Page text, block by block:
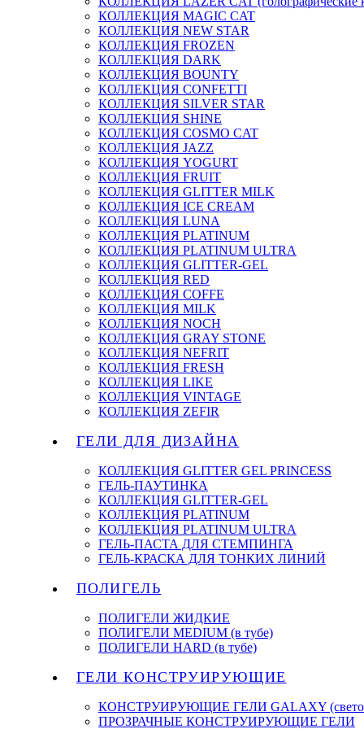
КОЛЛЕКЦИЯ MAGIC CAT
КОЛЛЕКЦИЯ NEW STAR
КОЛЛЕКЦИЯ FROZEN
КОЛЛЕКЦИЯ DARK
КОЛЛЕКЦИЯ BOUNTY
КОЛЛЕКЦИЯ CONFETTI
КОЛЛЕКЦИЯ SILVER STAR
КОЛЛЕКЦИЯ SHINE
КОЛЛЕКЦИЯ COSMO CAT
КОЛЛЕКЦИЯ JAZZ
КОЛЛЕКЦИЯ YOGURT
КОЛЛЕКЦИЯ FRUIT
КОЛЛЕКЦИЯ GLITTER MILK
КОЛЛЕКЦИЯ ICE CREAM
КОЛЛЕКЦИЯ LUNA
КОЛЛЕКЦИЯ PLATINUM
КОЛЛЕКЦИЯ PLATINUM ULTRA
КОЛЛЕКЦИЯ GLITTER-GEL
КОЛЛЕКЦИЯ RED
КОЛЛЕКЦИЯ COFFE
КОЛЛЕКЦИЯ MILK
КОЛЛЕКЦИЯ NOCH
КОЛЛЕКЦИЯ GRAY STONE
КОЛЛЕКЦИЯ NEFRIT
КОЛЛЕКЦИЯ FRESH
КОЛЛЕКЦИЯ LIKE
КОЛЛЕКЦИЯ VINTAGE
КОЛЛЕКЦИЯ ZEFIR
ГЕЛИ ДЛЯ ДИЗАЙНА
КОЛЛЕКЦИЯ GLITTER GEL PRINCESS
ГЕЛЬ-ПАУТИНКА
КОЛЛЕКЦИЯ GLITTER-GEL
КОЛЛЕКЦИЯ PLATINUM
КОЛЛЕКЦИЯ PLATINUM ULTRA
ГЕЛЬ-ПАСТА ДЛЯ СТЕМПИНГА
ГЕЛЬ-КРАСКА ДЛЯ ТОНКИХ ЛИНИЙ
ПОЛИГЕЛЬ
ПОЛИГЕЛИ ЖИДКИЕ
ПОЛИГЕЛИ MEDIUM (в тубе)
ПОЛИГЕЛИ HARD (в тубе)
ГЕЛИ КОНСТРУИРУЮЩИЕ
КОНСТРУИРУЮЩИЕ ГЕЛИ GALAXY
ПРОЗРАЧНЫЕ КОНСТРУИРУЮЩИЕ ГЕЛИ